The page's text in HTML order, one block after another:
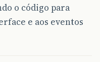
o código para
e aos eventos